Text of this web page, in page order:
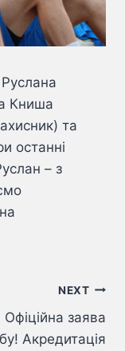
Руслана
Книша
та
останні
– з
NEXT
Офіційна заява
Акредитація